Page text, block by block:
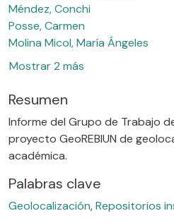
Méndez, Conchi
Posse, Carmen
Molina Micol, María Ángeles
Mostrar 2 más
Resumen
Informe del Grupo de Trabajo
proyecto GeoREBIUN de
académica.
Palabras clave
Geolocalización,Repositorios